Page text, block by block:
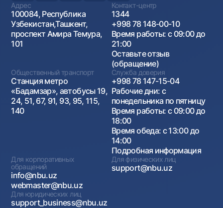
Адрес
100084, Республика
Узбекистан,Ташкент,
проспект Амира Темура,
101
Контакт-центр
1344
+998 78 148-00-10
Время работы: с 09:00 до
21:00
Оставьте отзыв
(обращение)
Общественный транспорт
Станция метро
«Бадамзар», автобусы 19,
24, 51, 67, 91, 93, 95, 115,
140
Служба доверия
+998 78 147-15-04
Рабочие дни: с
понедельника по пятницу
Время работы: с 09:00 до
18:00
Время обеда: с 13:00 до
14:00
Подробная информация
Для корпоративных
обращений
info@nbu.uz
webmaster@nbu.uz
Для физических лиц
support@nbu.uz
Для юридических лиц
support_business@nbu.uz